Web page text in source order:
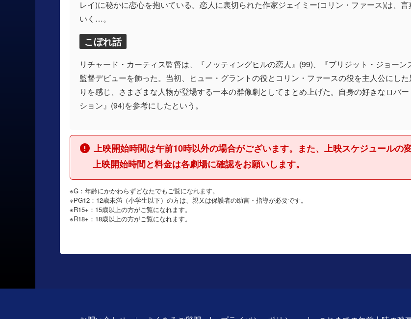
レイ)に秘かに恋心を抱いている。恋人に裏切られた作家ジェイミー(コリン・ファース)は、
いく…。
こぼれ話
リチャード・カーティス監督は、『ノッティングヒルの恋人』(99)、『ブリジット・ジョー
監督デビューを飾った。当初、ヒュー・グラントの役とコリン・ファースの役を主人公にし
りを感じ、さまざまな人物が登場する一本の群像劇としてまとめ上げた。自身の好きなロバ
ション』(94)を参考にしたという。
上映開始時間は午前10時以外の場合がございます。また、上映スケジュールの
上映開始時間と料金は各劇場に確認をお願いします。
※G：年齢にかかわらずどなたでもご覧になれます。
※PG12：12歳未満（小学生以下）の方は、親又は保護者の助言・指導が必要です。
※R15+：15歳以上の方がご覧になれます。
※R18+：18歳以上の方がご覧になれます。